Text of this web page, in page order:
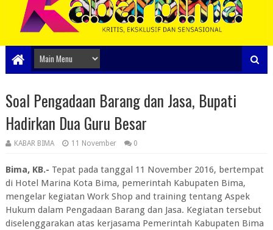
Soal Pengadaan Barang dan Jasa, Bupati
Hadirkan Dua Guru Besar
KABAR BIMA 11 November 0
Bima, KB.- Tepat pada tanggal 11 November 2016, bertempat
di Hotel Marina Kota Bima, pemerintah Kabupaten Bima,
mengelar kegiatan Work Shop and training tentang Aspek
Hukum dalam Pengadaan Barang dan Jasa. Kegiatan tersebut
diselenggarakan atas kerjasama Pemerintah Kabupaten Bima